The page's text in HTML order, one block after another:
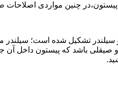
چنین مواردی اصلاحات
سیلندر تشکیل شده است؛
باشد که پیستون داخل آن